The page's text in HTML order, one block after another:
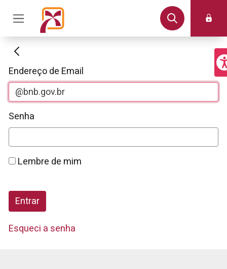
Autenticação
Endereço de Email
Senha
Lembre de mim
Entrar
Esqueci a senha